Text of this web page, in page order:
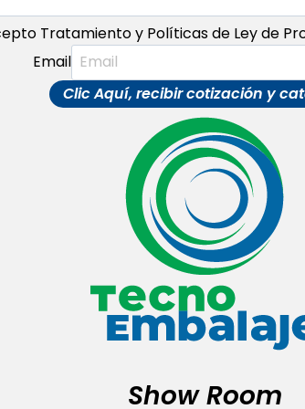
Tratamiento y Políticas de Ley de
Email
Clic Aquí, recibir cotización y
Show Room